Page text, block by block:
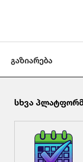
გაზიარება
სხვა